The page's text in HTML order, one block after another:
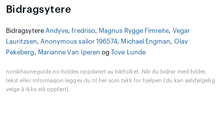
Bidragsytere
Bidragsytere Andyve,fredriso, Magnus Rygge Fimreite, Vegar
Lauritzsen, Anonymous sailor 196574, Michael Engman, Olav
Pekeberg , Marianne Van Iperen ogTove Lunde
norskhavneguide.no holdes oppdatert av båtfolket. Når du bidrar med bilder,
tekst eller informasjon legges du til her som takk for hjelpen (du kan selvfølgelig
velge å ikke stå oppført).